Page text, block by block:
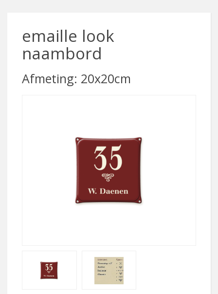
emaille look
naambord
Afmeting: 20x20cm